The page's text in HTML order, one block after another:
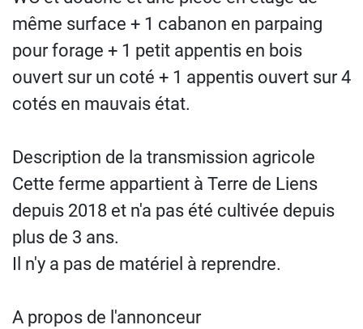
même surface + 1 cabanon en parpaing
pour forage + 1 petit appentis en bois
ouvert sur un coté + 1 appentis ouvert sur 4
cotés en mauvais état.
Description de la transmission agricole
Cette ferme appartient à Terre de Liens
depuis 2018 et n'a pas été cultivée depuis
plus de 3 ans.
Il n'y a pas de matériel à reprendre.
A propos de l'annonceur